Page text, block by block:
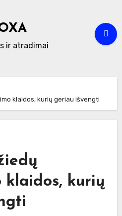
ir atradimai
klaidos, kurių geriau išvengti
klaidos, kurių